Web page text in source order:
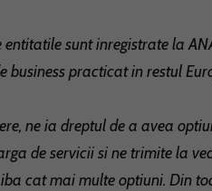
sunt inregistrate la
practicat in restul
ne ia dreptul de a avea
de servicii si ne trimite la
cat mai multe optiuni. Din